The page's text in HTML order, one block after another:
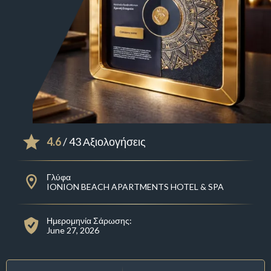
4.6/ 43 Αξιολογήσεις
Γλύφα
IONION BEACH APARTMENTS HOTEL & SPA
Ημερομηνία Σάρωσης:
June 27, 2026